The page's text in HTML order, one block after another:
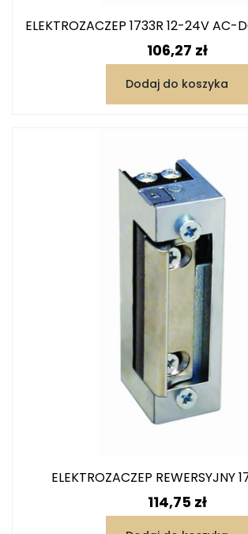
ELEKTROZACZEP 1733R 12-24V AC-
Cena
106,27 zł
Dodaj do koszyka
ELEKTROZACZEP REWERSYJNY
Cena
114,75 zł